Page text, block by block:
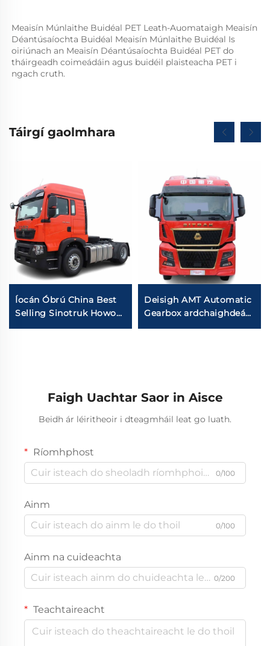
Meaisín Múnlaithe Buidéal PET Leath-Auomataigh Meaisín
Déantúsaíochta Buidéal Meaisín Múnlaithe Buidéal Is
oiriúnach an Meaisín Déantúsaíochta Buidéal PET do
tháirgeadh coimeádáin agus buidéil plaisteacha PET i
ngach cruth.
Táirgí gaolmhara
Íocán Óbrú China Best
Selling Sinotruk Howo
4x2 6x4 Tractor Truck
Deisigh AMT Automatic
Gearbox ardchaighdeán
MAN Engine 580HP
Faigh Uachtar Saor in Aisce
Beidh ár léiritheoir i dteagmháil leat go luath.
Ríomhphost
0/100
Ainm
0/100
Ainm na cuideachta
0/200
Teachtaireacht